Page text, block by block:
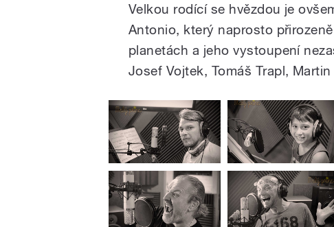
Velkou rodící se hvězdou je
Antonio, který naprosto
planetách a jeho vystoupení
Josef Vojtek, Tomáš Trapl,